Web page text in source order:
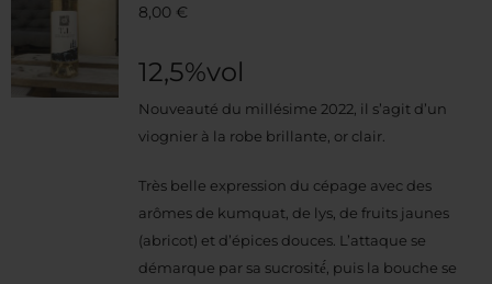
8,00 €
12,5%vol
Nouveauté du millésime 2022, il s’agit d’un
viognier à la robe brillante, or clair.
Très belle expression du cépage avec des
arômes de kumquat, de lys, de fruits jaunes
(abricot) et d’épices douces. L’attaque se
démarque par sa sucrosité́, puis la bouche se